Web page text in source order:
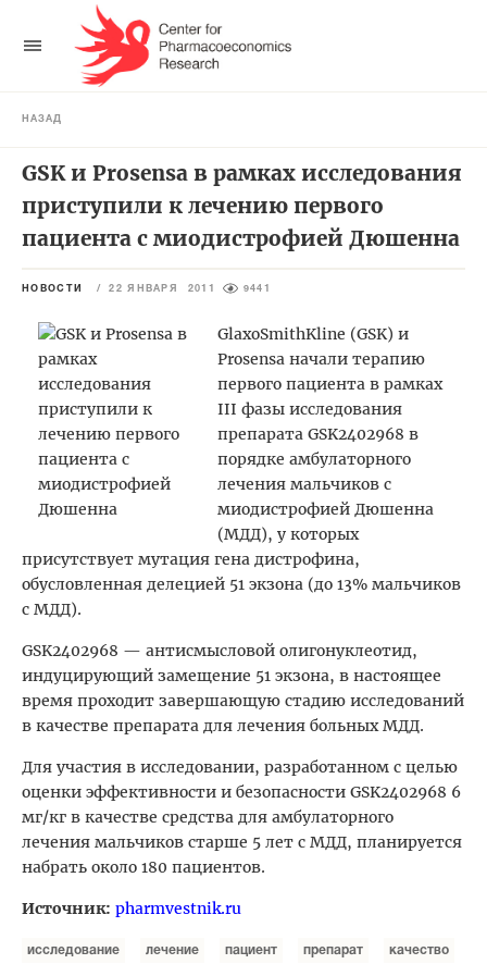
НАЗАД
GSK и Prosensa в рамках исследования
приступили к лечению первого
пациента с миодистрофией Дюшенна
НОВОСТИ / 22 ЯНВАРЯ 2011 9441
GlaxoSmithKline (GSK) и
Prosensa начали терапию
первого пациента в рамках
III фазы исследования
препарата GSK2402968 в
порядке амбулаторного
лечения мальчиков с
миодистрофией Дюшенна
(МДД), у которых
присутствует мутация гена дистрофина,
обусловленная делецией 51 экзона (до 13% мальчиков
с МДД).
GSK2402968 — антисмысловой олигонуклеотид,
индуцирующий замещение 51 экзона, в настоящее
время проходит завершающую стадию исследований
в качестве препарата для лечения больных МДД.
Для участия в исследовании, разработанном с целью
оценки эффективности и безопасности GSK2402968 6
мг/кг в качестве средства для амбулаторного
лечения мальчиков старше 5 лет с МДД, планируется
набрать около 180 пациентов.
Источник: pharmvestnik.ru
исследование лечение пациент препарат качество